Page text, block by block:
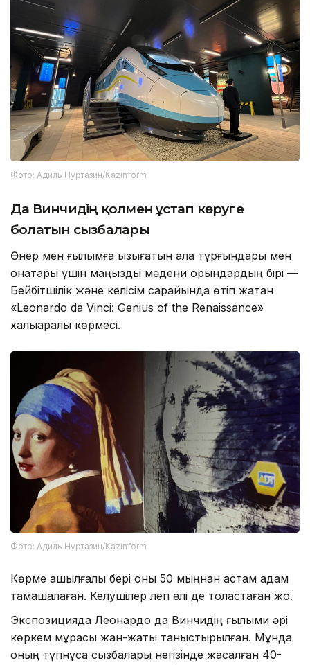
Фото: Адиль Нуртазин/Kazinform
Да Винчидің қолмен ұстап көруге
болатын сызбалары
Өнер мен ғылымға қызығатын қала тұрғындары мен
қонақтары үшін маңызды мәдени орындардың бірі —
Бейбітшілік және келісім сарайында өтіп жатқан
«Leonardo da Vinci: Genius of the Renaissance»
халықаралық көрмесі.
Фото: Адиль Нуртазин/Kazinform
Көрме ашылғалы бері оны 50 мыңнан астам адам
тамашалаған. Келушілер легі әлі де толастаған жоқ.
Экспозицияда Леонардо да Винчидің ғылыми әрі
көркем мұрасы жан-жақты таныстырылған. Мұнда
оның түпнұсқа сызбалары негізінде жасалған 40-